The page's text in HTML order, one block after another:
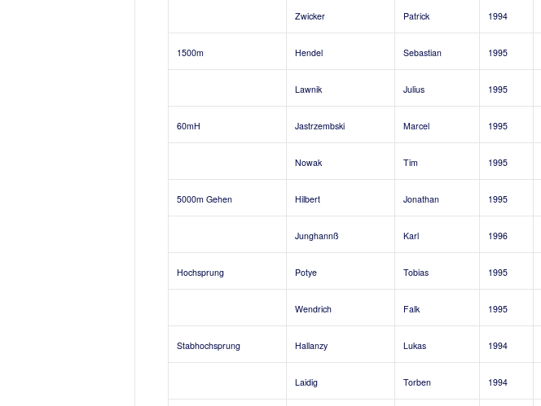
Zwicker Patrick 1994
1500m Hendel Sebastian 1995
Lawnik Julius 1995
60mH Jastrzembski Marcel 1995
Nowak Tim 1995
5000m Gehen Hilbert Jonathan 1995
Junghannß Karl 1996
Hochsprung Potye Tobias 1995
Wendrich Falk 1995
Stabhochsprung Hallanzy Lukas 1994
Laidig Torben 1994